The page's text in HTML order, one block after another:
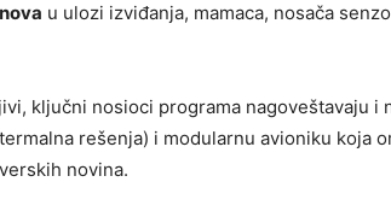
u ulozi izviđanja, mamaca, nosača
ključni nosioci programa nagoveštavaju i
rešenja) i modularnu avioniku koja
novina.